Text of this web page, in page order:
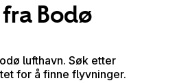
Bodø
lufthavn. Søk etter
for å finne flyvninger.